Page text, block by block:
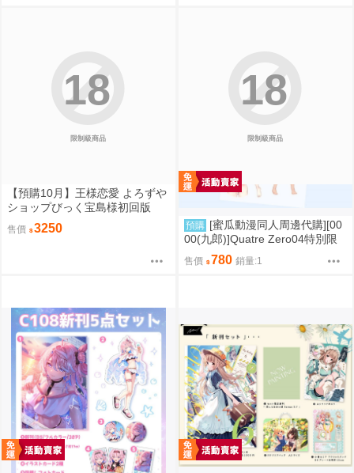
限制級商品
18
【預購10月】王様恋愛 よろずや
ショップびっく宝島様初回版
售價 3250
限制級商品
18
預購 [蜜瓜動漫同人周邊代購][00
00(九郎)]Quatre Zero04特別限
定版【メロン限定特典付】(同人
誌)
售價 780 銷量:1